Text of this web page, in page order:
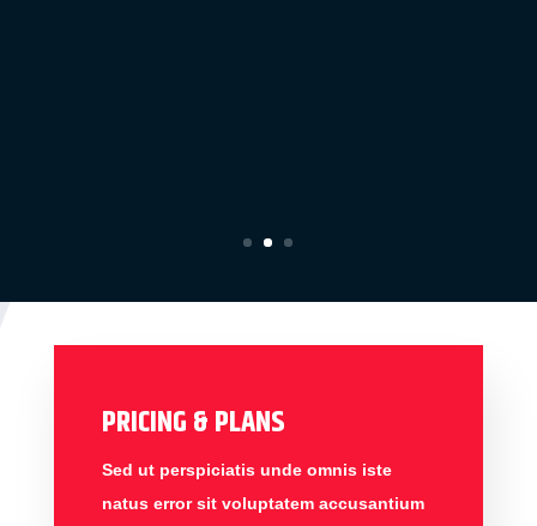
PRICING & PLANS
Sed ut perspiciatis unde omnis iste
natus error sit voluptatem accusantium